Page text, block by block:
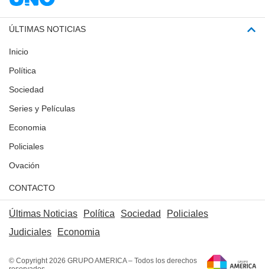
ÚLTIMAS NOTICIAS
Inicio
Política
Sociedad
Series y Películas
Economia
Policiales
Ovación
CONTACTO
Últimas Noticias Política Sociedad
Policiales
Judiciales
Economia
© Copyright 2026 GRUPO AMERICA – Todos los derechos